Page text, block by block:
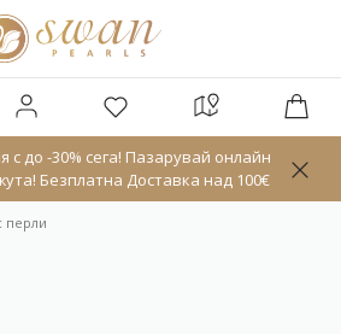
до -30% сега! Пазарувай онлайн
Безплатна Доставка над 100€
перли